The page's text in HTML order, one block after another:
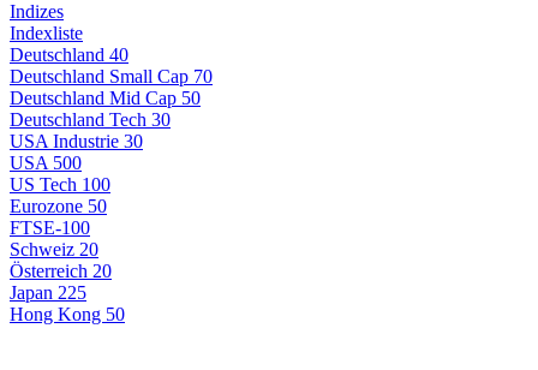
Indizes
Indexliste
Deutschland 40
Deutschland Small Cap 70
Deutschland Mid Cap 50
Deutschland Tech 30
USA Industrie 30
USA 500
US Tech 100
Eurozone 50
FTSE-100
Schweiz 20
Österreich 20
Japan 225
Hong Kong 50